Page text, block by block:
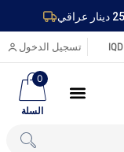
تسجيل الدخول IQD
0
السلة